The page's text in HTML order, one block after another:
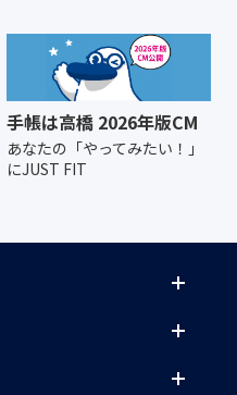
手帳は高橋 2026年版CM
あなたの「やってみたい！」
にJUST FIT